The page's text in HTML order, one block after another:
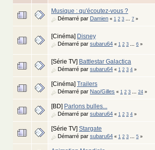
Musique : qu'écoutez-vous ?
Démarré par Damien « 1 2 3 7 »
[Cinéma] Disney
Démarré par subaru64 « 1 2 3 6 »
[Série TV] Battlestar Galactica
Démarré par subaru64 « 1 2 3 4 »
[Cinéma] Trailers
Démarré par Nao/Gilles « 1 2 3 24 »
[BD] Parlons bulles...
Démarré par subaru64 « 1 2 3 4 »
[Série TV] Stargate
Démarré par subaru64 « 1 2 3 5 »